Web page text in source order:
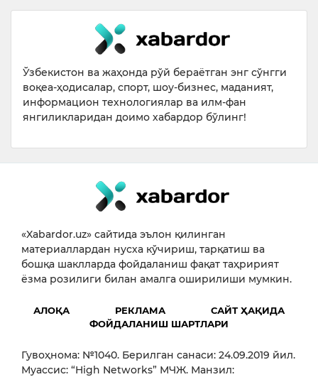
Ўзбекистон ва жаҳонда рўй бераётган энг сўнгги
воқеа-ҳодисалар, спорт, шоу-бизнес, маданият,
информацион технологиялар ва илм-фан
янгиликларидан доимо хабардор бўлинг!
«Xabardor.uz» сайтида эълон қилинган
материаллардан нусха кўчириш, тарқатиш ва
бошқа шаклларда фойдаланиш фақат таҳририят
ёзма розилиги билан амалга оширилиши мумкин.
АЛОҚА РЕКЛАМА
САЙТ ҲАҚИДА
ФОЙДАЛАНИШ ШАРТЛАРИ
Гувоҳнома: №1040. Берилган санаси: 24.09.2019 йил.
Муассис: “High Networks” МЧЖ. Манзил: